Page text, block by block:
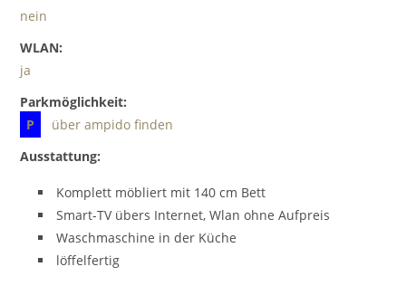
nein
WLAN:
ja
Parkmöglichkeit:
P
über ampido finden
Ausstattung:
Komplett möbliert mit 140 cm Bett
Smart-TV übers Internet, Wlan ohne Aufpreis
Waschmaschine in der Küche
löffelfertig